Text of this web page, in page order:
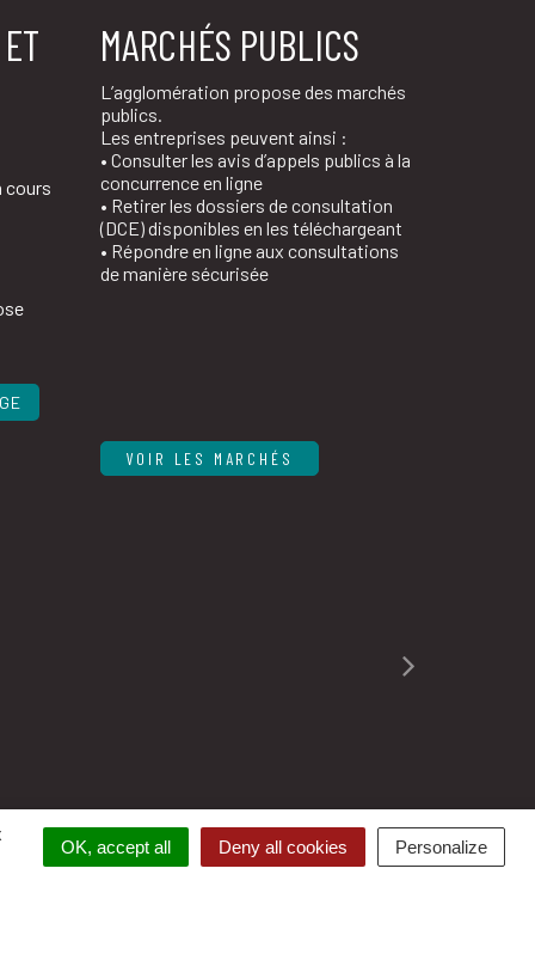
cours
MARCHÉS PUBLICS
L’agglomération propose des marchés
publics.
Les entreprises peuvent ainsi :
• Consulter les avis d’appels publics à la
concurrence en ligne
• Retirer les dossiers de consultation
(DCE) disponibles en les téléchargeant
• Répondre en ligne aux consultations
de manière sécurisée
VOIR LES MARCHÉS
OFFRES D’EMPLOI FAQ
OK, accept all Deny all cookies Personalize